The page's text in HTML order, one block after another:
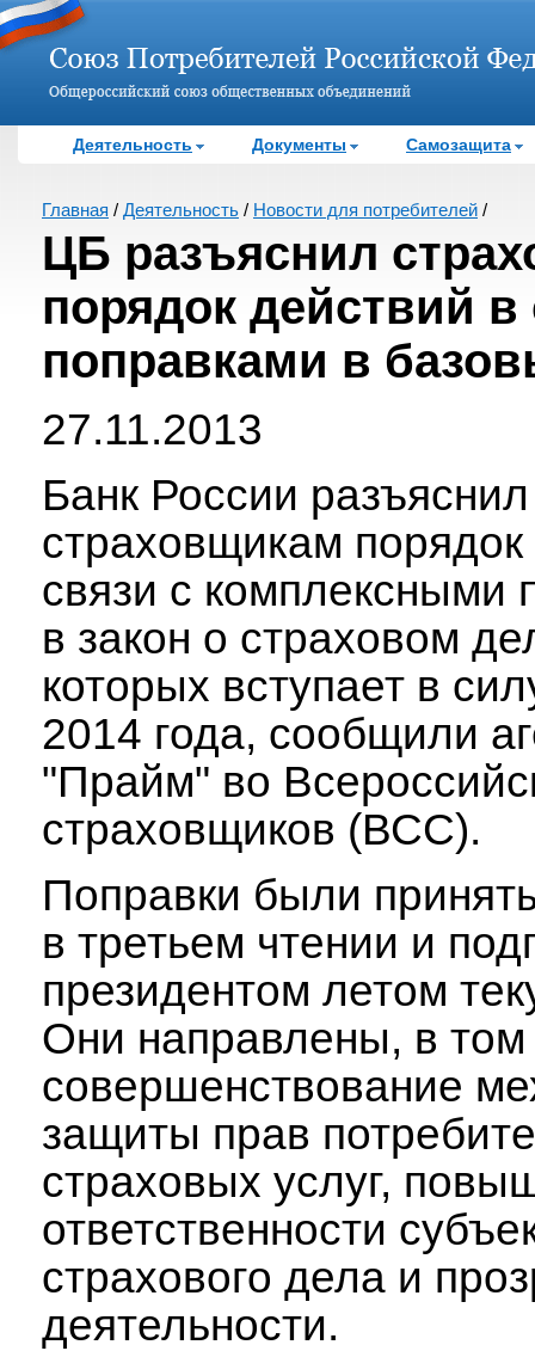
Деятельность Документы Самозащита
Главная / Деятельность / Новости для потребителей /
ЦБ разъяснил
порядок действий в
поправками в
27.11.2013
Банк России разъяснил
страховщикам порядок
связи с комплексными
в закон о страховом
которых вступает в
2014 года, сообщили
"Прайм" во
страховщиков (ВСС).
Поправки были
в третьем чтении и
президентом летом
Они направлены, в том
совершенствование
защиты прав
страховых услуг,
ответственности
страхового дела и
деятельности.